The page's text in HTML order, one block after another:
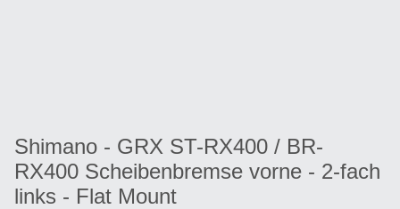
Shimano - GRX ST-RX400 / BR-
RX400 Scheibenbremse vorne - 2-fach
links - Flat Mount